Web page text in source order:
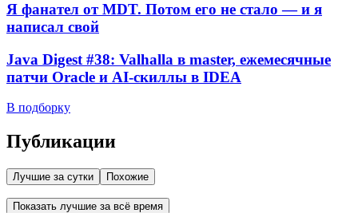
Я фанател от MDT. Потом его не стало — и я
написал свой
Java Digest #38: Valhalla в master, ежемесячные
патчи Oracle и AI-скиллы в IDEA
В подборку
Публикации
Лучшие за сутки Похожие
Показать лучшие за всё время